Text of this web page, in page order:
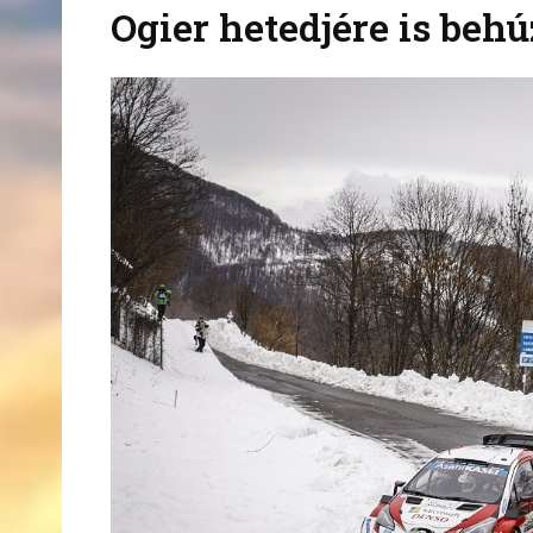
Ogier hetedjére is